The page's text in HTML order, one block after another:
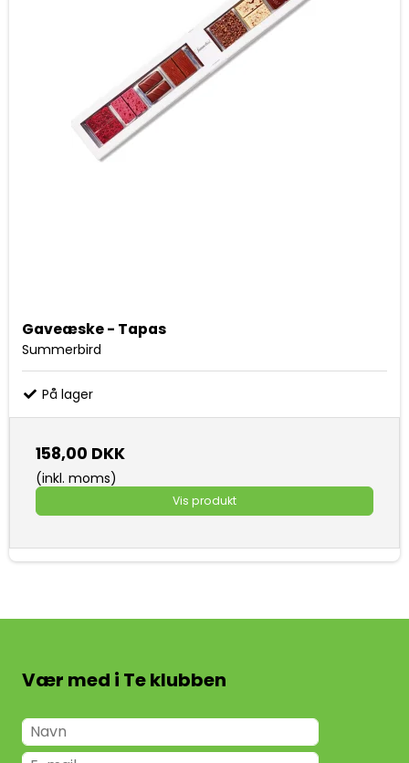
Gaveæske - Tapas
Summerbird
På lager
158,00 DKK
(inkl. moms)
Vis produkt
Vær med i Te klubben